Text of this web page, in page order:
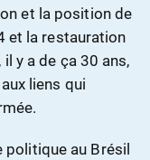
et la position de
et la restauration
y a de ça 30 ans,
liens qui
politique au Brésil